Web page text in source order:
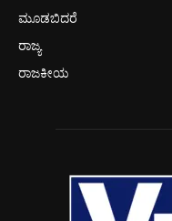
ಮೂಡಬಿದರೆ
ರಾಜ್ಯ
ರಾಜಕೀಯ